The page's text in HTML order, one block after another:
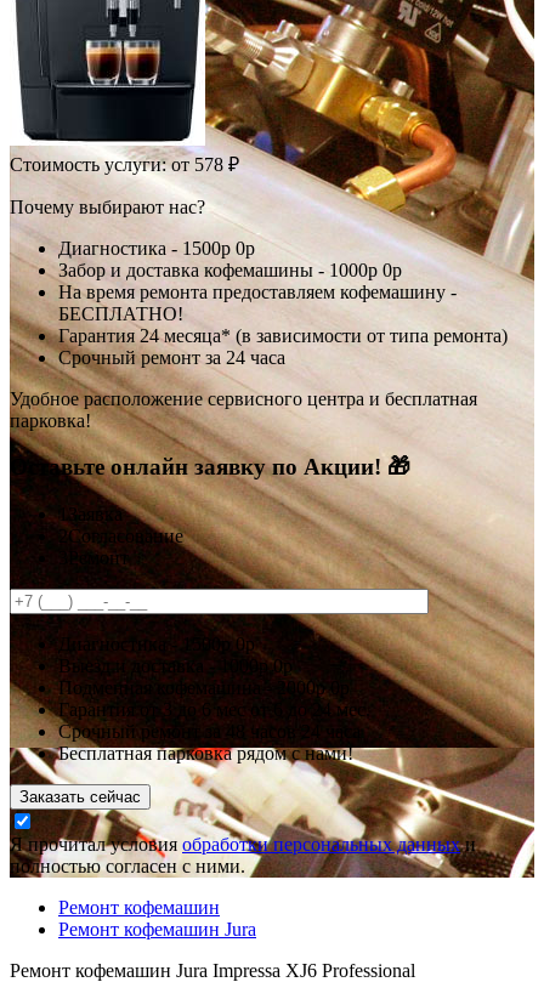
Стоимость услуги:от 578 ₽
Почему выбирают нас?
Диагностика - 1500р 0р
Забор и доставка кофемашины - 1000р 0р
На время ремонта предоставляем кофемашину -
БЕСПЛАТНО!
Гарантия 24 месяца* (в зависимости от типа ремонта)
Срочный ремонт за 24 часа
Удобное расположение сервисного центра и бесплатная
парковка!
Оставьте онлайн заявку по Акции! 🎁
1 Заявка
2Согласование
Ремонт
Диагностика -1500р 0р
Выезд и доставка -
1000р0р
Подменная кофемашина - 2000р0р
Гарантия
от 3 до 6 мес от 6 до 24 мес.
Срочный ремонт за
48 часов
24 часа
Бесплатная парковка рядом с нами!
Заказать сейчас
Я прочитал условия обработки персональных данныхи
полностью согласен с ними.
Ремонт кофемашин
Ремонт кофемашин Jura
Ремонт кофемашин Jura Impressa XJ6 Professional